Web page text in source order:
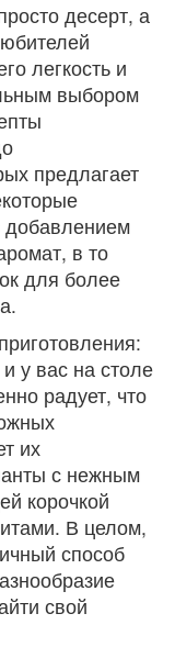
десерт, а
легкость и
выбором
предлагает
добавлением
в то
для более
у вас на столе
радует, что
их
с нежным
корочкой
В целом,
способ
свой